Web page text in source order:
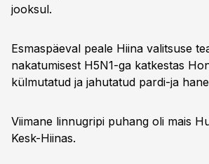
jooksul.
Esmaspäeval peale Hiina valitsuse
nakatumisest H5N1-ga katkestas
külmutatud ja jahutatud pardi-ja
Viimane linnugripi puhang oli mais
Kesk-Hiinas.